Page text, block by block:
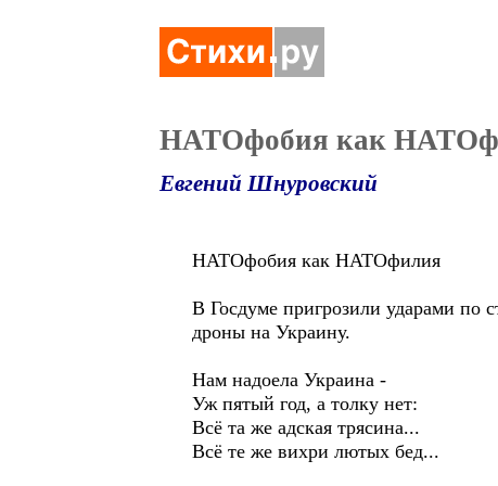
НАТОфобия как
Евгений Шнуровский
НАТОфобия как НАТОфилия
В Госдуме пригрозили ударами по
дроны на Украину.
Нам надоела Украина -
Уж пятый год, а толку нет:
Всё та же адская трясина...
Всё те же вихри лютых бед...